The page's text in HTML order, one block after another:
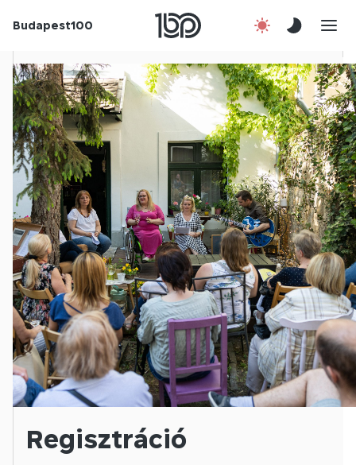
Budapest100
Csatlakozz!
Kapcsolat
En
Regisztráció